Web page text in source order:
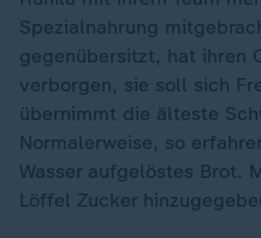
Spezialnahrung
gegenübersitzt, hat ihren
verborgen, sie soll sich
übernimmt die älteste
Normalerweise, so
Wasser aufgelöstes Brot.
Löffel Zucker